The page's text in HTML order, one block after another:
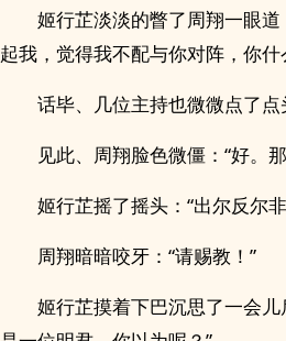
姬行芷淡淡的瞥了周翔一眼
起我，觉得我不配与你对阵，你
话毕、几位主持也微微点了点
见此、周翔脸色微僵：“好。
姬行芷摇了摇头：“出尔反尔
周翔暗暗咬牙：“请赐教！”
姬行芷摸着下巴沉思了一会